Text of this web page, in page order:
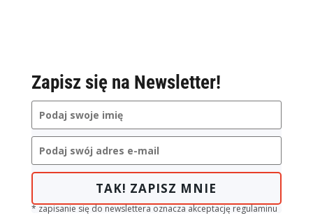
Zapisz się na Newsletter!
TAK! ZAPISZ MNIE
* zapisanie się do newslettera oznacza akceptację regulaminu